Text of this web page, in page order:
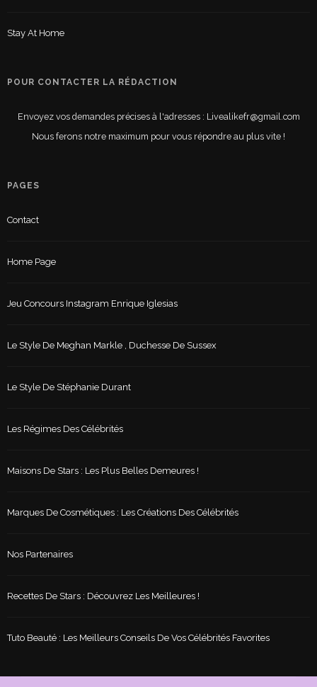
Stay At Home
POUR CONTACTER LA RÉDACTION
Envoyez vos demandes précises à l'adresses : Livealikefr@gmail.com
Nous ferons notre maximum pour vous répondre au plus vite !
PAGES
Contact
Home Page
Jeu Concours Instagram Enrique Iglesias
Le Style De Meghan Markle , Duchesse De Sussex
Le Style De Stéphanie Durant
Les Régimes Des Célébrités
Maisons De Stars : Les Plus Belles Demeures !
Marques De Cosmétiques : Les Créations Des Célébrités
Nos Partenaires
Recettes De Stars : Découvrez Les Meilleures !
Tuto Beauté : Les Meilleurs Conseils De Vos Célébrités Favorites